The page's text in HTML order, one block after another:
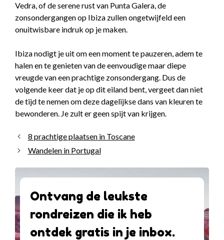
Vedra, of de serene rust van Punta Galera, de
zonsondergangen op Ibiza zullen ongetwijfeld een
onuitwisbare indruk op je maken.
Ibiza nodigt je uit om een moment te pauzeren, adem te
halen en te genieten van de eenvoudige maar diepe
vreugde van een prachtige zonsondergang. Dus de
volgende keer dat je op dit eiland bent, vergeet dan niet
de tijd te nemen om deze dagelijkse dans van kleuren te
bewonderen. Je zult er geen spijt van krijgen.
8 prachtige plaatsen in Toscane
Wandelen in Portugal
Ontvang de leukste
rondreizen die ik heb
ontdek gratis in je inbox.